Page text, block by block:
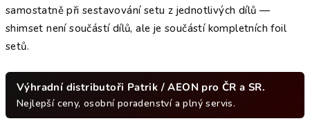
samostatně při sestavování setu z jednotlivých dílů —
shimset není součástí dílů, ale je součástí kompletních foil
setů.
Výhradní distributoři Patrik / AEON pro ČR a SR.
Nejlepší ceny, osobní poradenství a plný servis.